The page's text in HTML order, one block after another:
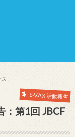
E-VAX 活動報告
：第1回 JBCF